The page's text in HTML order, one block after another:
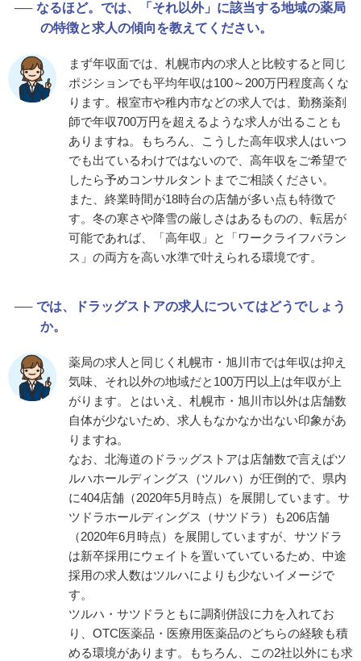
なるほど。では、「それ以外」に該当する地域の薬局
の特徴と求人の傾向を教えてください。
まず年収面では、札幌市内の求人と比較すると同じ
ポジションでも平均年収は100～200万円程度高くな
ります。根室市や稚内市などの求人では、勤務薬剤
師で年収700万円を超えるような求人が出ることも
ありますね。もちろん、こうした高年収求人はいつ
でも出ているわけではないので、高年収をご希望で
したら予めコンサルタントまでご相談ください。
また、終業時間が18時台の店舗が多い点も特徴で
す。冬の寒さや降雪の厳しさはあるものの、転居が
可能であれば、「高年収」と「ワークライフバラン
ス」の両方を高い水準で叶えられる環境です。
では、ドラッグストアの求人についてはどうでしょう
か。
薬局の求人と同じく札幌市・旭川市では年収は抑え
気味、それ以外の地域だと100万円以上は年収が上
がります。とはいえ、札幌市・旭川市以外は店舗数
自体が少ないため、求人もなかなか出ない印象があ
りますね。
なお、北海道のドラッグストアは店舗数で言えばツ
ルハホールディングス（ツルハ）が圧倒的で、県内
に404店舗（2020年5月時点）を展開しています。サ
ツドラホールディングス（サツドラ）も206店舗
（2020年6月時点）を展開していますが、サツドラ
は新卒採用にウェイトを置いていているため、中途
採用の求人数はツルハによりも少ないイメージで
す。
ツルハ・サツドラともに調剤併設に力を入れてお
り、OTC医薬品・医療用医薬品のどちらの経験も積
める環境があります。もちろん、この2社以外にも求